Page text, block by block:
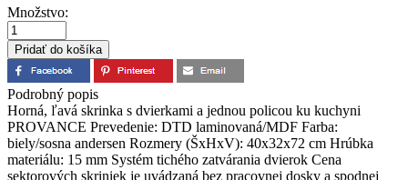
Množstvo:
Podrobný popis
Horná, ľavá skrinka s dvierkami a jednou policou ku kuchyni
PROVANCE Prevedenie: DTD laminovaná/MDF Farba:
biely/sosna andersen Rozmery (ŠxHxV): 40x32x72 cm Hrúbka
materiálu: 15 mm Systém tichého zatvárania dvierok Cena
sektorových skriniek je uvádzaná bez pracovnej dosky a spodnej